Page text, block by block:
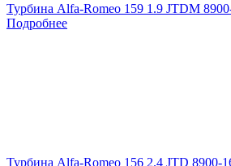
Турбина Alfa-Romeo 159 1.9 JTDM
Подробнее
Турбина Alfa-Romeo 156 2.4 JTD 8900-